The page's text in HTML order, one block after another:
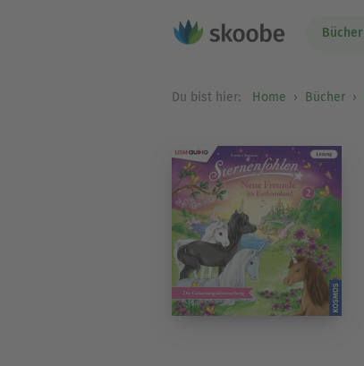
Bücher
Du bist hier: Home Bücher